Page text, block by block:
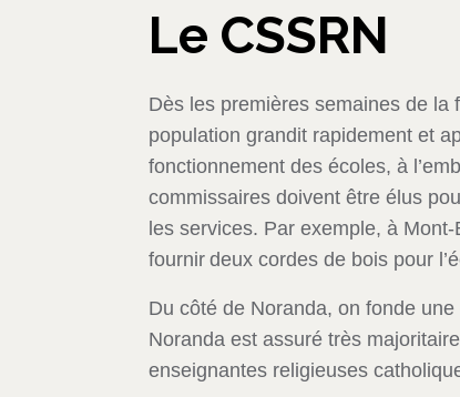
Le CSSRN
Dès les premières semaines de
population grandit rapidement et
fonctionnement des écoles, à
commissaires doivent être élus
les services. Par exemple, à
fournir deux cordes de bois pour
Du côté de Noranda, on fonde
Noranda est assuré très
enseignantes religieuses